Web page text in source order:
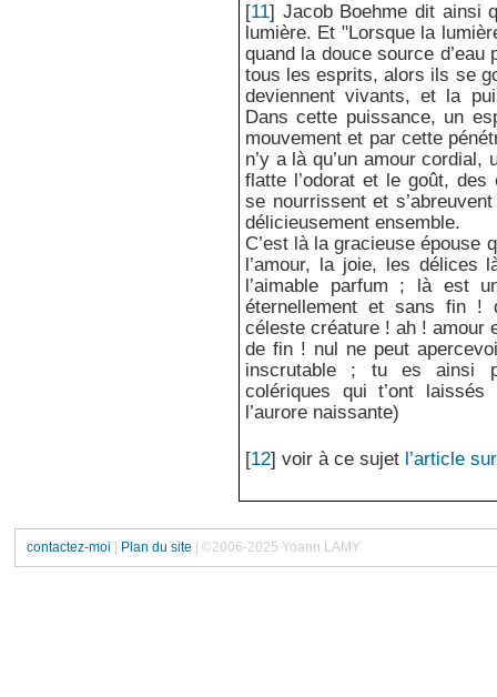
[11] Jacob Boehme dit ainsi
lumière. Et "Lorsque la
quand la douce source
tous les esprits, alors ils se
deviennent vivants, et la
Dans cette puissance, un
mouvement et par cette
n’y a là qu’un amour
flatte l’odorat et le goût,
se nourrissent et
délicieusement ensemble.
C’est là la gracieuse épouse
l’amour, la joie, les
l’aimable parfum ; là est
éternellement et sans fin !
céleste créature ! ah ! amour
de fin ! nul ne peut
inscrutable ; tu es ainsi
colériques qui t’ont
l’aurore naissante)
[12] voir à ce sujet l’article
contactez-moi Plan du site | ©2006-2025 Yoann LAMY